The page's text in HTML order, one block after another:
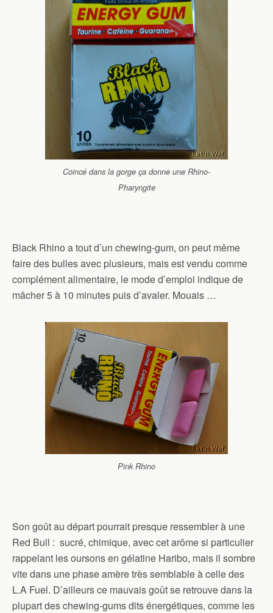
Coincé dans la gorge ça donne une Rhino-
Pharyngite
Black Rhino a tout d’un chewing-gum, on peut même
faire des bulles avec plusieurs, mais est vendu comme
complément alimentaire, le mode d’emploi indique de
mâcher 5 à 10 minutes puis d’avaler. Mouais …
Pink Rhino
Son goût au départ pourrait presque ressembler à une
Red Bull : sucré, chimique, avec cet arôme si particulier
rappelant les oursons en gélatine Haribo, mais il sombre
vite dans une phase amère très semblable à celle des
L.A Fuel. D’ailleurs ce mauvais goût se retrouve dans la
plupart des chewing-gums dits énergétiques, comme les